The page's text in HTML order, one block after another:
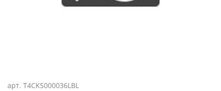
арт. T4CKS000036LBL